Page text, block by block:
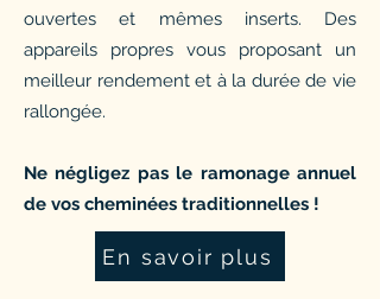
ouvertes et mêmes inserts. Des
appareils propres vous proposant un
meilleur rendement et à la durée de vie
rallongée.
Ne négligez pas le ramonage annuel
de vos cheminées traditionnelles !
En savoir plus